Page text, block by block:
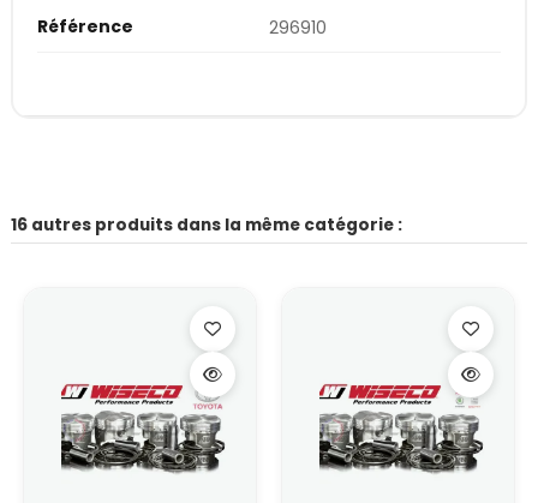
Référence 296910
16 autres produits dans la même catégorie :